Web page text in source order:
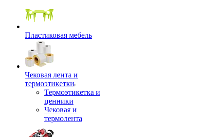
Пластиковая мебель
Чековая лента и
термоэтикетки
Термоэтикетка и
ценники
Чековая и
термолента